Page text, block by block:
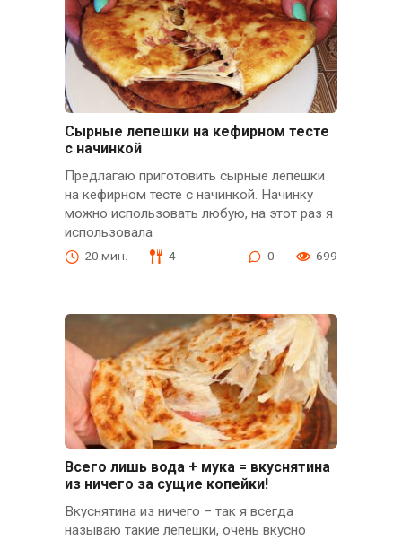
Сырные лепешки на кефирном тесте
с начинкой
Предлагаю приготовить сырные лепешки
на кефирном тесте с начинкой. Начинку
можно использовать любую, на этот раз я
использовала
20 мин. 4 0 699
Всего лишь вода + мука = вкуснятина
из ничего за сущие копейки!
Вкуснятина из ничего – так я всегда
называю такие лепешки, очень вкусно